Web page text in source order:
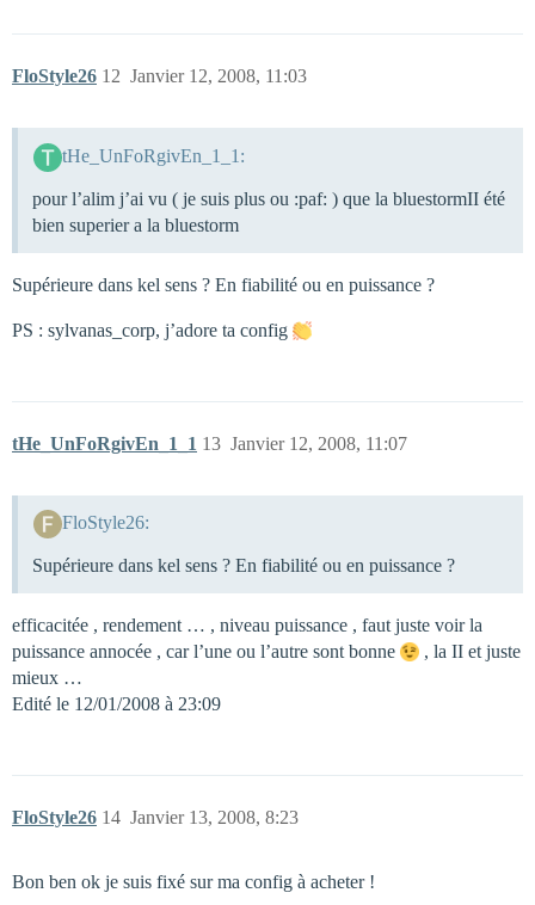
FloStyle26 Janvier 12, 2008, 11:03
12
tHe_UnFoRgivEn_1_1:
pour l’alim j’ai vu ( je suis plus ou :paf: ) que la bluestormII été
bien superier a la bluestorm
Supérieure dans kel sens ? En fiabilité ou en puissance ?
PS : sylvanas_corp, j’adore ta config
tHe_UnFoRgivEn_1_1 Janvier 12, 2008, 11:07
13
FloStyle26:
Supérieure dans kel sens ? En fiabilité ou en puissance ?
efficacitée , rendement … , niveau puissance , faut juste voir la
puissance annocée , car l’une ou l’autre sont bonne
, la II et juste
mieux …
Edité le 12/01/2008 à 23:09
FloStyle26 Janvier 13, 2008, 8:23
14
Bon ben ok je suis fixé sur ma config à acheter !